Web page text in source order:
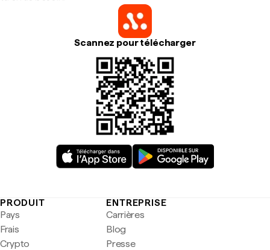
Scannez pour télécharger
PRODUIT
Pays
Frais
Crypto
ENTREPRISE
Carrières
Blog
Presse